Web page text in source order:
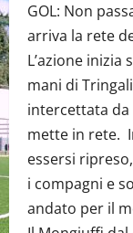
GOL: Non
arriva la rete
L’azione
mani di
intercettata da
mette in rete.
essersi
i compagni e
andato per il